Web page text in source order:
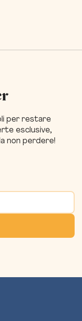
per restare
esclusive,
non perdere!